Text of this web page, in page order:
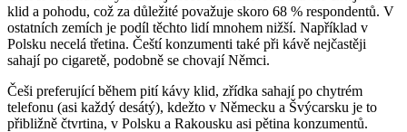
klid a pohodu, což za důležité považuje skoro 68 % respondentů. V
ostatních zemích je podíl těchto lidí mnohem nižší. Například v
Polsku necelá třetina. Čeští konzumenti také při kávě nejčastěji
sahají po cigaretě, podobně se chovají Němci.
Češi preferující během pití kávy klid, zřídka sahají po chytrém
telefonu (asi každý desátý), kdežto v Německu a Švýcarsku je to
přibližně čtvrtina, v Polsku a Rakousku asi pětina konzumentů.